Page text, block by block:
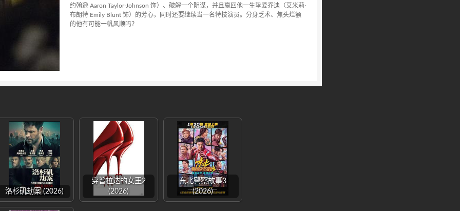
约翰逊 Aaron Taylor-Johnson 饰）、破解一个阴谋，并且赢回他一生挚爱乔迪（艾米莉·
布朗特 Emily Blunt 饰）的芳心，同时还要继续当一名特技演员。分身乏术、焦头烂额
的他有可能一帆风顺吗？
洛杉矶劫案 (2026)
穿普拉达的女王2
(2026)
东北警察故事3
(2026)